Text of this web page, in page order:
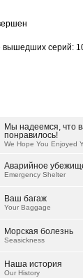
вышедших серий:
Мы надеемся, что
понравилось!
We Hope You Enjoyed
Аварийное
Emergency Shelter
Ваш багаж
Your Baggage
Морская болезнь
Seasickness
Наша история
Our History